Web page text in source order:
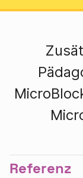
Referenz